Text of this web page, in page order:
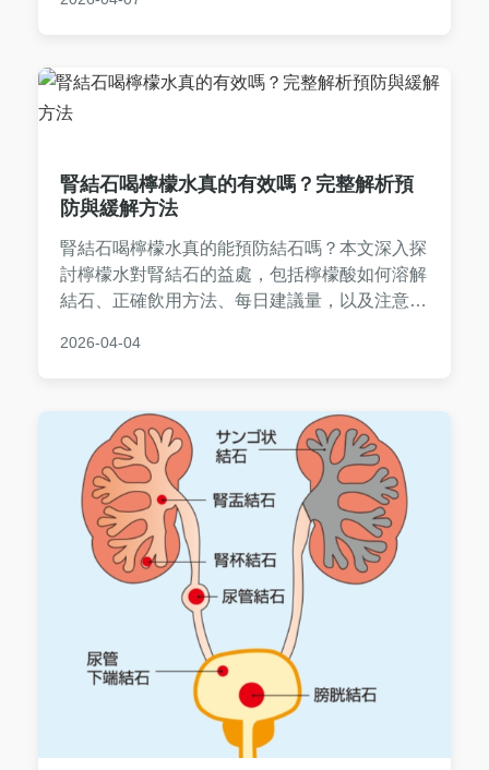
關聯性，避免延誤治療。
腎結石喝檸檬水真的有效嗎？完整解析預
防與緩解方法
腎結石喝檸檬水真的能預防結石嗎？本文深入探
討檸檬水對腎結石的益處，包括檸檬酸如何溶解
結石、正確飲用方法、每日建議量，以及注意事
離腎結石痛苦。
2026-04-04